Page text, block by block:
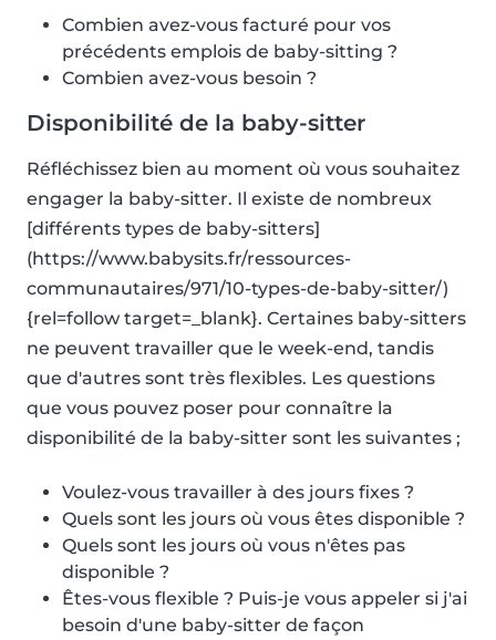
Combien avez-vous facturé pour vos
précédents emplois de baby-sitting ?
Combien avez-vous besoin ?
Disponibilité de la baby-sitter
Réfléchissez bien au moment où vous souhaitez
engager la baby-sitter. Il existe de nombreux
[différents types de baby-sitters]
(https://www.babysits.fr/ressources-
communautaires/971/10-types-de-baby-sitter/)
{rel=follow target=_blank}. Certaines baby-sitters
ne peuvent travailler que le week-end, tandis
que d'autres sont très flexibles. Les questions
que vous pouvez poser pour connaître la
disponibilité de la baby-sitter sont les suivantes ;
Voulez-vous travailler à des jours fixes ?
Quels sont les jours où vous êtes disponible ?
Quels sont les jours où vous n'êtes pas
disponible ?
Êtes-vous flexible ? Puis-je vous appeler si j'ai
besoin d'une baby-sitter de façon